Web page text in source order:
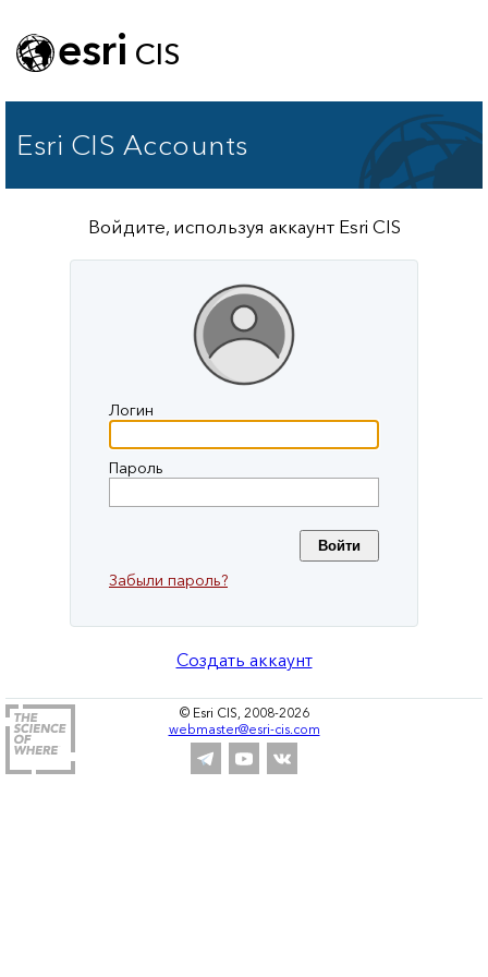
esri CIS
Esri CIS Accounts
Войдите, используя аккаунт Esri CIS
Логин
Пароль
Забыли пароль?
Создать аккаунт
© Esri CIS, 2008-2026
webmaster@esri-cis.com